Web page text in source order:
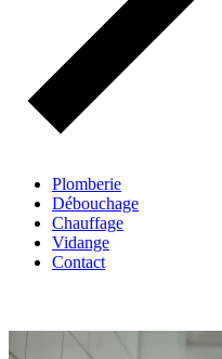
Plomberie
Débouchage
Chauffage
Vidange
Contact